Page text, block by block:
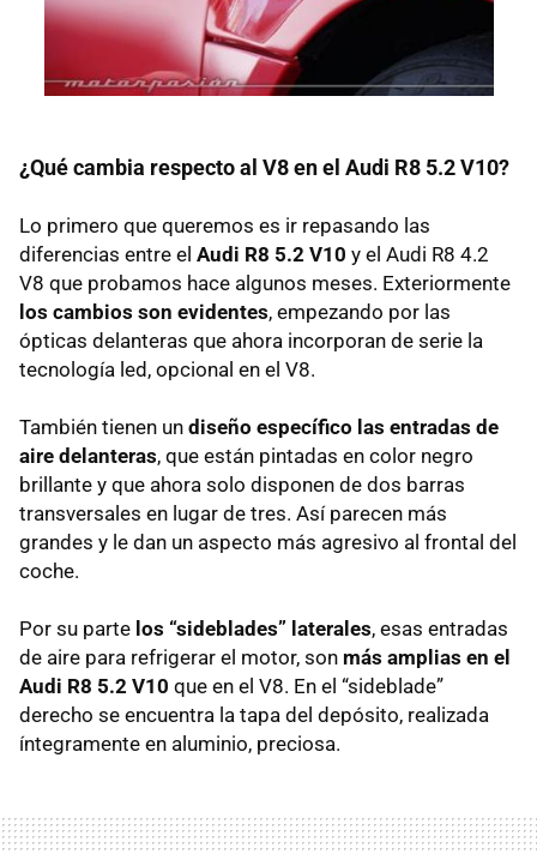
¿Qué cambia respecto al V8 en el Audi R8 5.2 V10?
Lo primero que queremos es ir repasando las
diferencias entre el Audi R8 5.2 V10 y el Audi R8 4.2
V8 que probamos hace algunos meses. Exteriormente
los cambios son evidentes, empezando por las
ópticas delanteras que ahora incorporan de serie la
tecnología led, opcional en el V8.
También tienen un diseño específico las entradas de
aire delanteras, que están pintadas en color negro
brillante y que ahora solo disponen de dos barras
transversales en lugar de tres. Así parecen más
grandes y le dan un aspecto más agresivo al frontal del
coche.
Por su parte los “sideblades” laterales, esas entradas
de aire para refrigerar el motor, son más amplias en el
Audi R8 5.2 V10 que en el V8. En el “sideblade”
derecho se encuentra la tapa del depósito, realizada
íntegramente en aluminio, preciosa.